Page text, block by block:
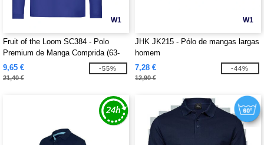
W1
Fruit of the Loom SC384 - Polo
Premium de Manga Comprida (63-
310-0)
9,65 €
21,40 €
-55%
W1
JHK JK215 - Pólo de mangas largas
homem
7,28 €
12,90 €
-44%